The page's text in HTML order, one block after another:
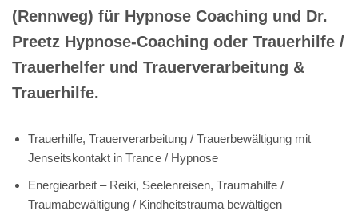
(Rennweg) für Hypnose Coaching und Dr.
Preetz Hypnose-Coaching oder Trauerhilfe /
Trauerhelfer und Trauerverarbeitung &
Trauerhilfe.
Trauerhilfe, Trauerverarbeitung / Trauerbewältigung mit
Jenseitskontakt in Trance / Hypnose
Energiearbeit – Reiki, Seelenreisen, Traumahilfe /
Traumabewältigung / Kindheitstrauma bewältigen